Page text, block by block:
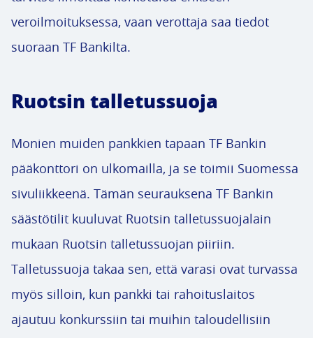
veroilmoituksessa, vaan verottaja saa tiedot
suoraan TF Bankilta.
Ruotsin talletussuoja
Monien muiden pankkien tapaan TF Bankin
pääkonttori on ulkomailla, ja se toimii Suomessa
sivuliikkeenä. Tämän seurauksena TF Bankin
säästötilit kuuluvat Ruotsin talletussuojalain
mukaan Ruotsin talletussuojan piiriin.
Talletussuoja takaa sen, että varasi ovat turvassa
myös silloin, kun pankki tai rahoituslaitos
ajautuu konkurssiin tai muihin taloudellisiin